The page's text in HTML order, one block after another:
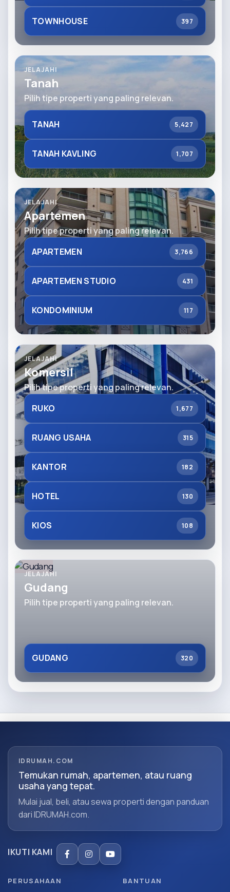
TOWNHOUSE 397
JELAJAHI
Tanah
Pilih tipe properti yang paling relevan.
TANAH 5,427
TANAH KAVLING 1,707
JELAJAHI
Apartemen
Pilih tipe properti yang paling relevan.
APARTEMEN
3,766
APARTEMEN STUDIO 431
KONDOMINIUM 117
JELAJAHI
Komersil
Pilih tipe properti yang paling relevan.
RUKO
1,677
RUANG USAHA 315
KANTOR 182
HOTEL 130
KIOS 108
JELAJAHI
Gudang
Pilih tipe properti yang paling relevan.
GUDANG 320
IDRUMAH.COM
Temukan rumah, apartemen, atau ruang
usaha yang tepat.
Mulai jual, beli, atau sewa properti dengan panduan
dari IDRUMAH.com.
IKUTI KAMI
PERUSAHAAN BANTUAN